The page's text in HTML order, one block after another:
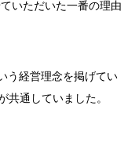
いただいた一番の理由
う経営理念を掲げてい
共通していました。